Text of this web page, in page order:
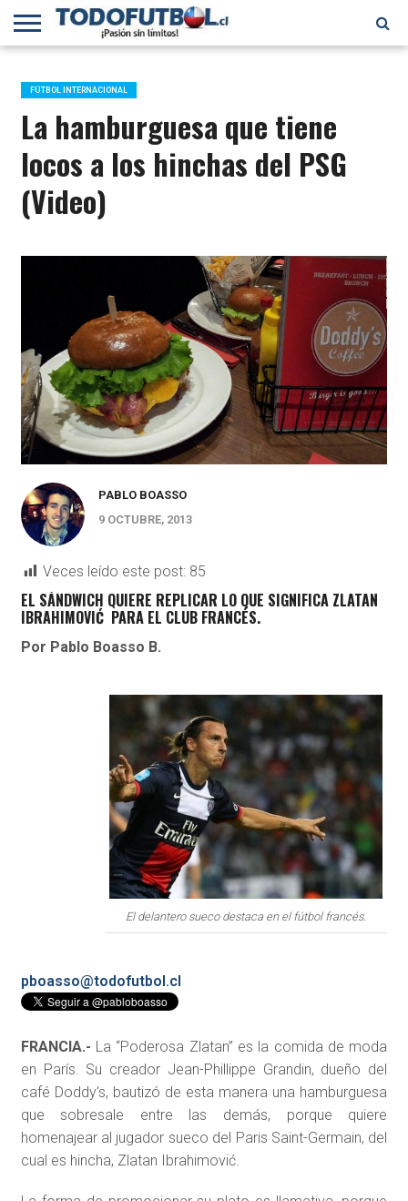
PRIMERA
B
SELECCIÓN
CHILENA
CHILENOS
EN EL
MUNDO
FÚTBOL
INTERNACIONAL
FÚTBOL INTERNACIONAL
La hamburguesa que tiene
locos a los hinchas del PSG
(Video)
PABLO BOASSO
9 OCTUBRE, 2013
Veces leído este post: 85
EL SÁNDWICH QUIERE REPLICAR LO QUE SIGNIFICA ZLATAN
IBRAHIMOVIĆ PARA EL CLUB FRANCÉS.
Por Pablo Boasso B.
El delantero sueco destaca en el fútbol francés.
pboasso@todofutbol.cl
FRANCIA.- La “Poderosa Zlatan” es la comida de moda
en París. Su creador Jean-Phillippe Grandin, dueño del
café Doddy’s, bautizó de esta manera una hamburguesa
que sobresale entre las demás, porque quiere
homenajear al jugador sueco del Paris Saint-Germain, del
cual es hincha, Zlatan Ibrahimović.